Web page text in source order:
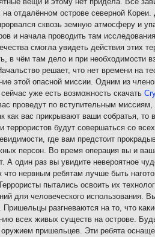
отдалённом острове северной
сквозь земную атмосферу и
и начала проводить там
смогла увидеть действия этих
в чём там дело и при необходимости
решает, что нет времени на
этой опасной миссии. Одним из
уже есть возможность скачать
проведут по вступительным
вас прикрывают ваши собратья, то
террористов будут совершаться со
где вам предстоит
персон. Во время операция вы и
А один раз вы увидите невероятное
нервным ребятам лучше быть
пытались освоить их
для человеческого использования.
разгневаются на то, что
всех живых существ на острове.
пришельцев. Эти ребята